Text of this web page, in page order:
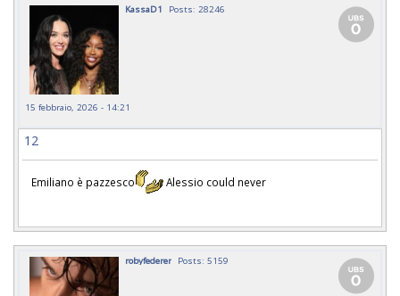
KassaD1 Posts: 28246
15 febbraio, 2026 - 14:21
12
Emiliano è pazzesco Alessio could never
robyfederer Posts: 5159